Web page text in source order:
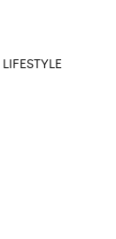
LIFESTYLE